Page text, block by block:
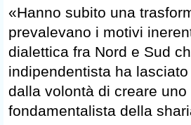
«Hanno subito una
prevalevano i motivi
dialettica fra Nord e Sud
indipendentista ha
dalla volontà di creare
fondamentalista della